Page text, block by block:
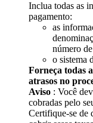
Inclua todas as
pagamento:​​​​​​​
as
número
o sistema
Forneça todas
atrasos no
Aviso : Você
cobradas pelo
Certifique-se de